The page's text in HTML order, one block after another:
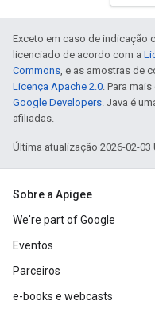
Exceto em caso de indicação
licenciado de acordo com a
Commons, e as amostras de
Licença Apache 2.0. Para
Google Developers. Java é
afiliadas.
Última atualização 2026-02-03
Sobre a Apigee
We're part of Google
Eventos
Parceiros
e-books e webcasts